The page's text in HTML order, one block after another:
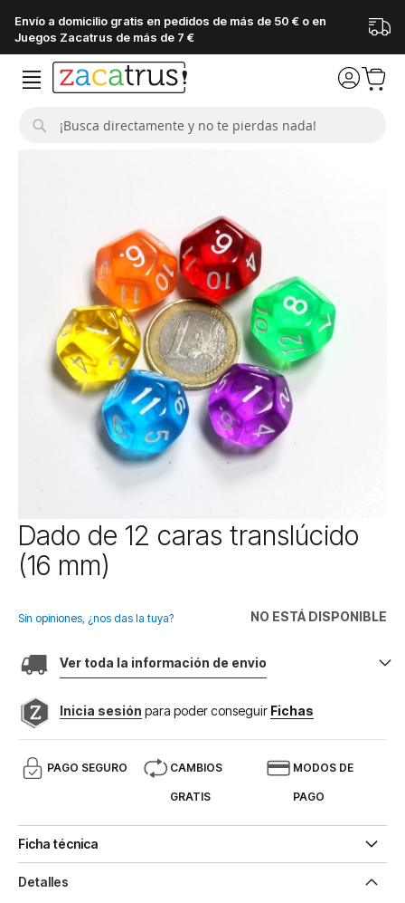
Envío a domicilio gratis en pedidos de más de 50 € o en
Juegos Zacatrus de más de 7 €
Saltar
al
comienzo
de
galería
imágenes
Dado de 12 caras translúcido
(16 mm)
NO ESTÁ DISPONIBLE
Sin opiniones, ¿nos das la tuya?
Ver toda la información de envio
Inicia sesión para poder conseguir Fichas
PAGO SEGURO CAMBIOS
GRATIS
MODOS DE
PAGO
Ficha técnica
Detalles